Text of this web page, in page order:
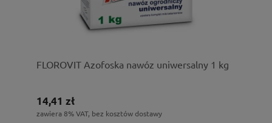
FLOROVIT Azofoska nawóz uniwersalny 1 kg
14,41 zł
zawiera 8% VAT, bez kosztów dostawy